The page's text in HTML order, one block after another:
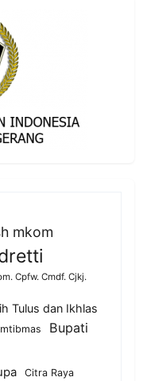
mkom
Cpfw. Cmdf. Cjkj.
Tulus dan Ikhlas
Bupati
Citra Raya